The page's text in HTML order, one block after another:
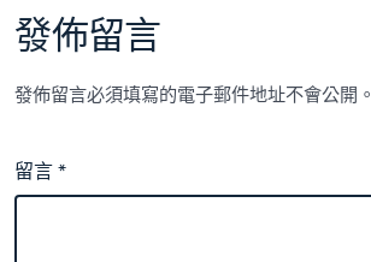
發佈留言
發佈留言必須填寫的電子郵件地址不會公開。
留言*